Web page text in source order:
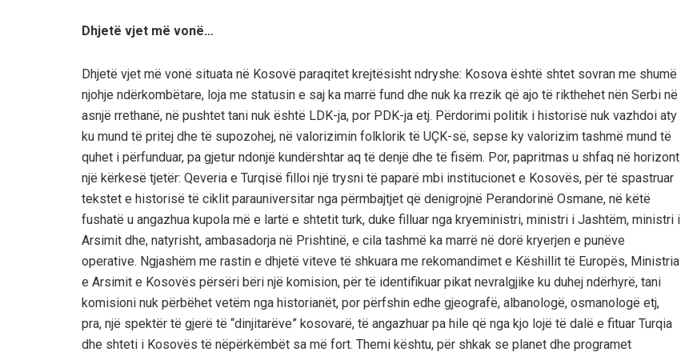
Dhjetë vjet më vonë…
Dhjetë vjet më vonë situata në Kosovë paraqitet krejtësisht ndryshe: Kosova është shtet sovran me shumë
njohje ndërkombëtare, loja me statusin e saj ka marrë fund dhe nuk ka rrezik që ajo të rikthehet nën Serbi në
asnjë rrethanë, në pushtet tani nuk është LDK-ja, por PDK-ja etj. Përdorimi politik i historisë nuk vazhdoi aty
ku mund të pritej dhe të supozohej, në valorizimin folklorik të UÇK-së, sepse ky valorizim tashmë mund të
quhet i përfunduar, pa gjetur ndonjë kundërshtar aq të denjë dhe të fisëm. Por, papritmas u shfaq në horizont
një kërkesë tjetër: Qeveria e Turqisë filloi një trysni të paparë mbi institucionet e Kosovës, për të spastruar
tekstet e historisë të ciklit parauniversitar nga përmbajtjet që denigrojnë Perandorinë Osmane, në këtë
fushatë u angazhua kupola më e lartë e shtetit turk, duke filluar nga kryeministri, ministri i Jashtëm, ministri i
Arsimit dhe, natyrisht, ambasadorja në Prishtinë, e cila tashmë ka marrë në dorë kryerjen e punëve
operative. Ngjashëm me rastin e dhjetë viteve të shkuara me rekomandimet e Këshillit të Europës, Ministria
e Arsimit e Kosovës përsëri bëri një komision, për të identifikuar pikat nevralgjike ku duhej ndërhyrë, tani
komisioni nuk përbëhet vetëm nga historianët, por përfshin edhe gjeografë, albanologë, osmanologë etj,
pra, një spektër të gjerë të “dinjitarëve” kosovarë, të angazhuar pa hile që nga kjo lojë të dalë e fituar Turqia
dhe shteti i Kosovës të nëpërkëmbët sa më fort. Themi kështu, për shkak se planet dhe programet